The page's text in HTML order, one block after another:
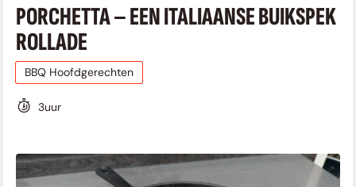
PORCHETTA – EEN ITALIAANSE BUIKSPEK
ROLLADE
BBQ Hoofdgerechten
3uur